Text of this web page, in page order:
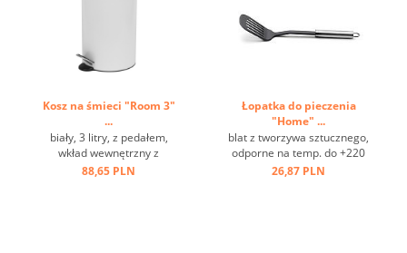
Kosz na śmieci "Room 3"
...
biały, 3 litry, z pedałem,
wkład wewnętrzny z
tworzywa sztucznego ...
88,65 PLN
Łopatka do pieczenia
"Home" ...
blat z tworzywa sztucznego,
odporne na temp. do +220
st.C, stal nierdzewna, oczko
26,87 PLN